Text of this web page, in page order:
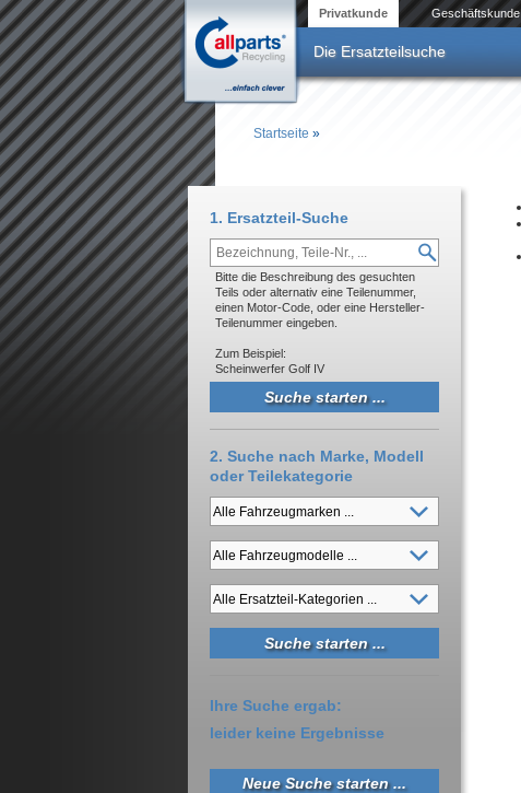
Direkt zum Inhalt Privatkunde Geschäftskunde
Die Ersatzteilsuche
Startseite »
1. Ersatzteil-Suche
Bitte die Beschreibung des gesuchten
Teils oder alternativ eine Teilenummer,
einen Motor-Code, oder eine Hersteller-
Teilenummer eingeben.
Zum Beispiel:
Scheinwerfer Golf IV
2. Suche nach Marke, Modell
oder Teilekategorie
Ihre Suche ergab:
leider keine Ergebnisse
Neue Suche starten ...